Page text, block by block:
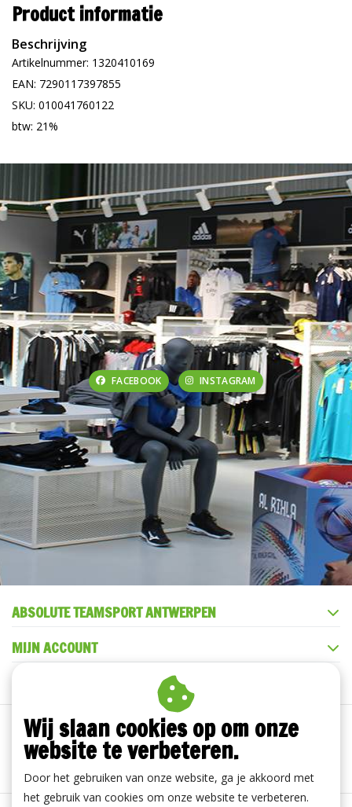
Product informatie
Beschrijving
Artikelnummer: 1320410169
EAN: 7290117397855
SKU: 010041760122
btw: 21%
FACEBOOK INSTAGRAM
ABSOLUTE TEAMSPORT ANTWERPEN
MIJN ACCOUNT
Wij slaan cookies op om onze
website te verbeteren.
Door het gebruiken van onze website, ga je akkoord met
het gebruik van cookies om onze website te verbeteren.